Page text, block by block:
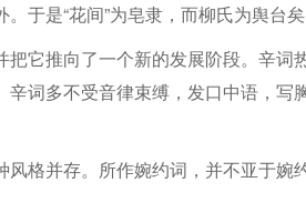
于是“花间”为皂隶，而柳氏为舆台矣
它推向了一个新的发展阶段。辛词
词多不受音律束缚，发口中语，写
格并存。所作婉约词，并不亚于